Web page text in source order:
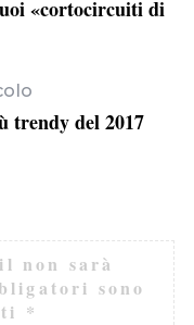
«cortocircuiti di
trendy del 2017
non sarà
sono
*